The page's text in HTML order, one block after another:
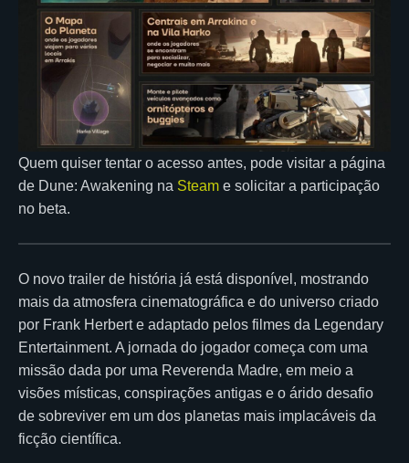
Quem quiser tentar o acesso antes, pode visitar a página
de Dune: Awakening na Steam e solicitar a participação
no beta.
O novo trailer de história já está disponível, mostrando
mais da atmosfera cinematográfica e do universo criado
por Frank Herbert e adaptado pelos filmes da Legendary
Entertainment. A jornada do jogador começa com uma
missão dada por uma Reverenda Madre, em meio a
visões místicas, conspirações antigas e o árido desafio
de sobreviver em um dos planetas mais implacáveis da
ficção científica.